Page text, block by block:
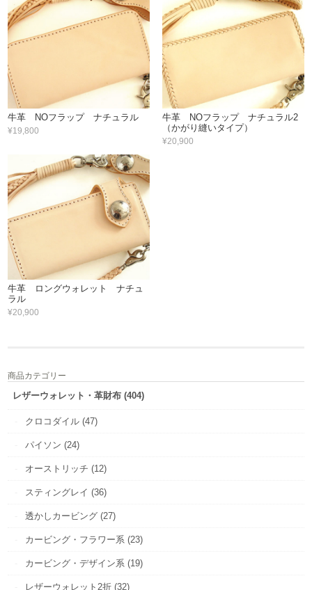
牛革 NOフラップ ナチュラル
¥19,800
牛革 NOフラップ ナチュラル2
（かがり縫いタイプ）
¥20,900
牛革 ロングウォレット ナチュ
ラル
¥20,900
商品カテゴリー
レザーウォレット・革財布 (404)
クロコダイル (47)
パイソン (24)
オーストリッチ (12)
スティングレイ (36)
透かしカービング (27)
カービング・フラワー系 (23)
カービング・デザイン系 (19)
レザーウォレット2折 (32)